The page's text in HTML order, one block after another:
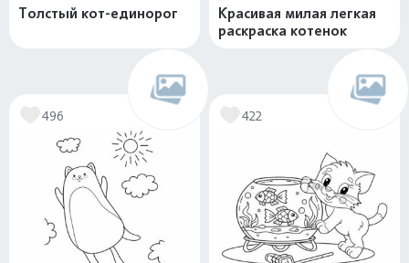
Толстый кот-единорог
Красивая милая легкая
раскраска котенок
496 422